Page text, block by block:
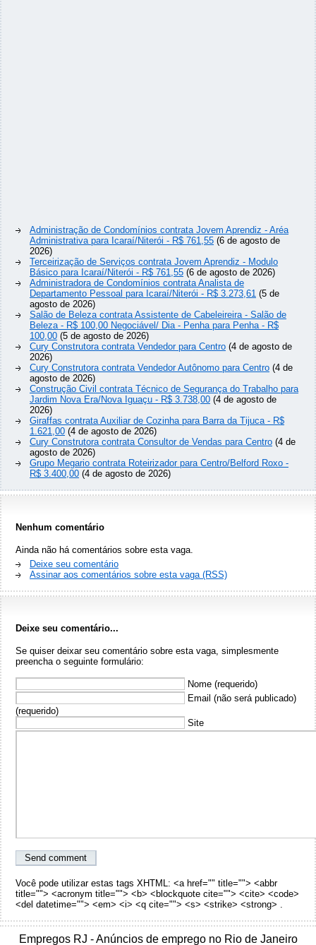
Administração de Condomínios contrata Jovem Aprendiz - Aréa
Administrativa para Icaraí/Niterói - R$ 761,55 (6 de agosto de
2026)
Terceirização de Serviços contrata Jovem Aprendiz - Modulo
Básico para Icaraí/Niterói - R$ 761,55 (6 de agosto de 2026)
Administradora de Condomínios contrata Analista de
Departamento Pessoal para Icaraí/Niterói - R$ 3.273,61 (5 de
agosto de 2026)
Salão de Beleza contrata Assistente de Cabeleireira - Salão de
Beleza - R$ 100,00 Negociável/ Dia - Penha para Penha - R$
100,00 (5 de agosto de 2026)
Cury Construtora contrata Vendedor para Centro (4 de agosto de
2026)
Cury Construtora contrata Vendedor Autônomo para Centro (4 de
agosto de 2026)
Construção Civil contrata Técnico de Segurança do Trabalho para
Jardim Nova Era/Nova Iguaçu - R$ 3.738,00 (4 de agosto de
2026)
Giraffas contrata Auxiliar de Cozinha para Barra da Tijuca - R$
1.621,00 (4 de agosto de 2026)
Cury Construtora contrata Consultor de Vendas para Centro (4 de
agosto de 2026)
Grupo Megario contrata Roteirizador para Centro/Belford Roxo -
R$ 3.400,00 (4 de agosto de 2026)
Nenhum comentário
Ainda não há comentários sobre esta vaga.
Deixe seu comentário
Assinar aos comentários sobre esta vaga (RSS)
Deixe seu comentário...
Se quiser deixar seu comentário sobre esta vaga, simplesmente
preencha o seguinte formulário:
Nome (requerido)
Email (não será publicado)
(requerido)
Site
Você pode utilizar estas tags XHTML: <a href="" title=""> <abbr
title=""> <acronym title=""> <b> <blockquote cite=""> <cite> <code>
<del datetime=""> <em> <i> <q cite=""> <s> <strike> <strong> .
Empregos RJ - Anúncios de emprego no Rio de Janeiro